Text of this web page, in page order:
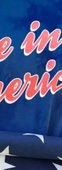
マンス
ト分析